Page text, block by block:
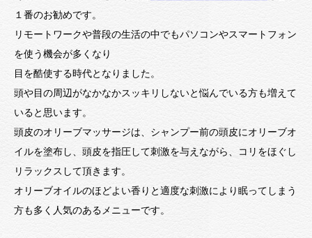
１番のお勧めです。
リモートワークや普段の生活の中でもパソコンやスマートフォン
を使う機会が多くなり
目を酷使する時代となりました。
頭や目の周辺がなかなかスッキリしないと悩んでいる方も増えて
いると思います。
頭皮のオリーブマッサージは、シャンプー前の頭皮にオリーブオ
イルを塗布し、頭皮を指圧して刺激を与えながら、コリをほぐし
リラックスして頂きます。
オリーブオイルのほどよい香りと適度な刺激により眠ってしまう
方も多く人気のあるメニューです。